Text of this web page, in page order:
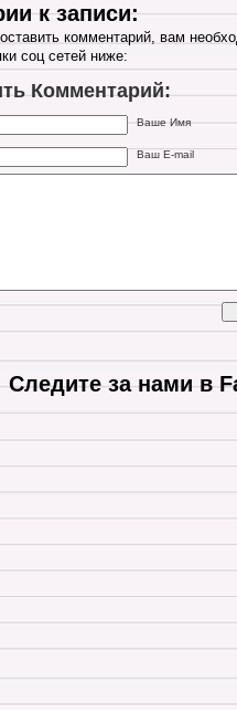
к записи:
комментарий, вам
соц сетей ниже:
Комментарий:
Ваше Имя
Ваш E-mail
Следите за нами в